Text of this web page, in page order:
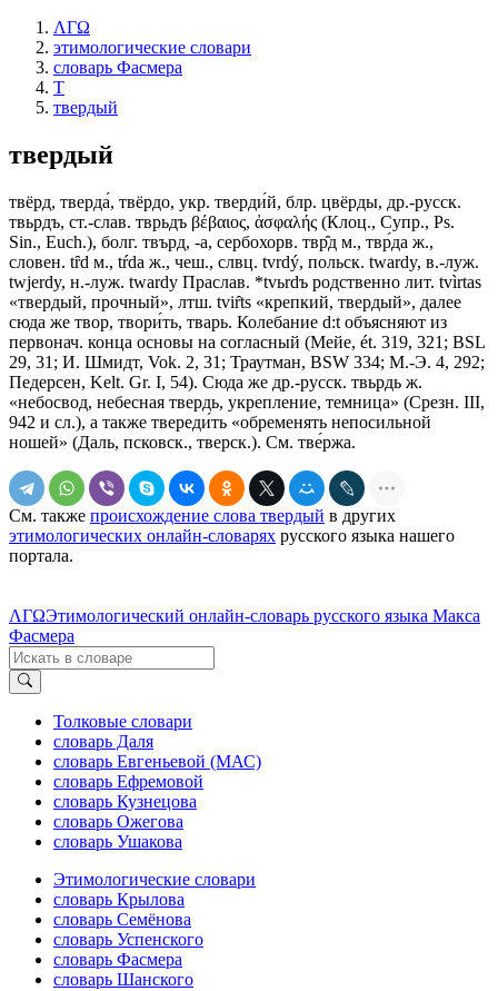
ΛΓΩ
этимологические словари
словарь Фасмера
Т
твердый
твердый
твёрд, тверда́, твёрдо, укр. тверди́й, блр. цвёрды, др.-русск.
твьрдъ, ст.-слав. тврьдъ βέβαιος, ἀσφαλής (Клоц., Супр., Рs.
Sin., Еuсh.), болг. твърд, -а, сербохорв. твр̑д м., твр́да ж.,
словен. tȓd м., tŕdа ж., чеш., слвц. tvrdý, польск. twardy, в.-луж.
twjerdy, н.-луж. twardy Праслав. *tvьrdъ родственно лит. tvìrtas
«твердый, прочный», лтш. tvir̂ts «крепкий, твердый», далее
сюда же твор, твори́ть, тварь. Колебание d:t объясняют из
первонач. конца основы на согласный (Мейе, ét. 319, 321; ВSL
29, 31; И. Шмидт, Vok. 2, 31; Траутман, ВSW 334; М.-Э. 4, 292;
Педерсен, Kelt. Gr. I, 54). Сюда же др.-русск. твьрдь ж.
«небосвод, небесная твердь, укрепление, темница» (Срезн. III,
942 и сл.), а также твереди́ть «обременять непосильной
ношей» (Даль, псковск., тверск.). См. тве́ржа.
См. также происхождение слова твердый в других
этимологических онлайн-словарях русского языка нашего
портала.
ΛΓΩЭтимологический онлайн-словарь русского языка Макса
Фасмера
Толковые словари
словарь Даля
словарь Евгеньевой (МАС)
словарь Ефремовой
словарь Кузнецова
словарь Ожегова
словарь Ушакова
Этимологические словари
словарь Крылова
словарь Семёнова
словарь Успенского
словарь Фасмера
словарь Шанского